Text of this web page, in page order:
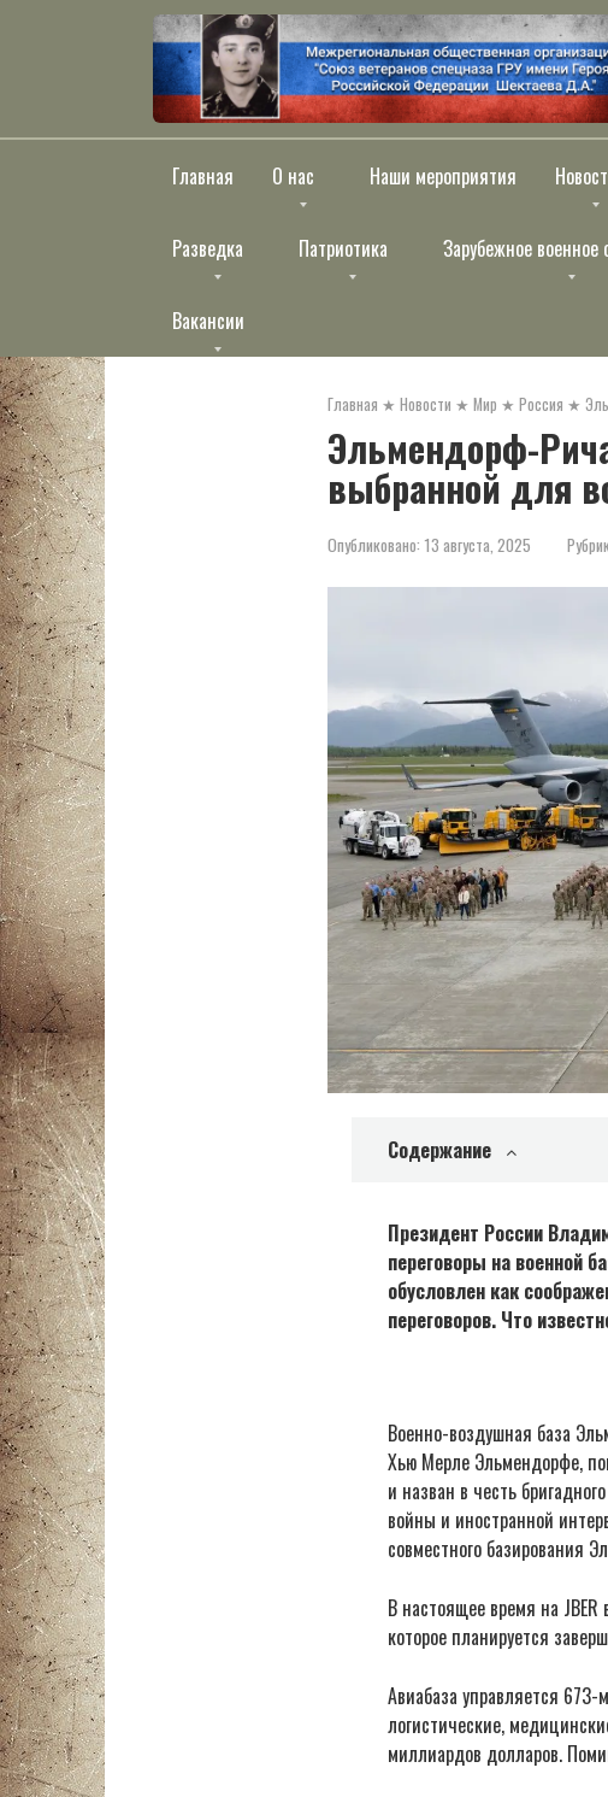
Главная О нас Наши мероприятия
Разведка Патриотика Зарубежное военное
Вакансии
Главная ★ Новости ★ Мир ★ Россия ★
Эльмендорф-
выбранной для
Опубликовано: 13 августа, 2025
Содержание
Президент России
переговоры на военной
обусловлен как
переговоров. Что
Военно-воздушная база
Хью Мерле Эльмендорфе,
и назван в честь
войны и иностранной
совместного базирования
В настоящее время на
которое планируется
Авиабаза управляется
логистические,
миллиардов долларов.